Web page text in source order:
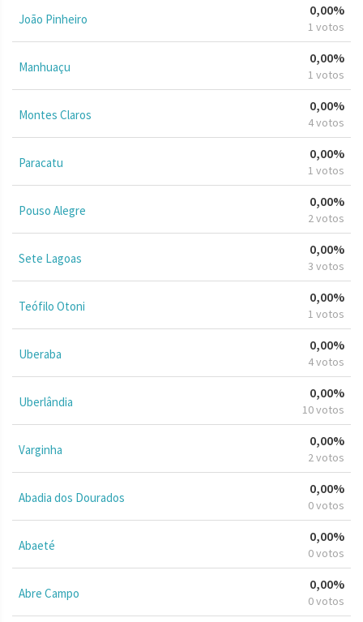
João Pinheiro
0,00%
1 votos
Manhuaçu
0,00%
1 votos
Montes Claros
0,00%
4 votos
Paracatu
0,00%
1 votos
Pouso Alegre
0,00%
2 votos
Sete Lagoas
0,00%
3 votos
Teófilo Otoni
0,00%
1 votos
Uberaba
0,00%
4 votos
Uberlândia
0,00%
10 votos
Varginha
0,00%
2 votos
Abadia dos Dourados
0,00%
0 votos
Abaeté
0,00%
0 votos
Abre Campo
0,00%
0 votos